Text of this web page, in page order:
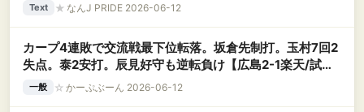
Text ★ なんJ PRIDE 2026-06-12
カープ4連敗で交流戦最下位転落。坂倉先制打。玉村7回2
失点。泰2安打。辰見好守も逆転負け【広島2-1楽天/試合
結果】
一般 ☆ かーぷぶーん 2026-06-12